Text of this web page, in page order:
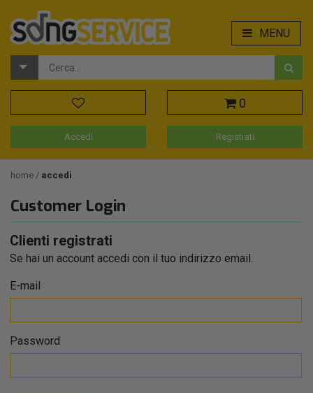
MENU
0
Accedi Registrati
home accedi
Customer Login
Clienti registrati
Se hai un account accedi con il tuo indirizzo email.
E-mail
Password